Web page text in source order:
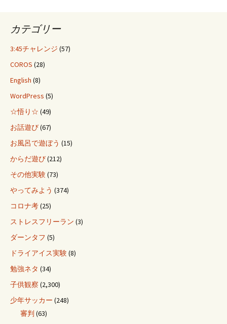
カテゴリー
3:45チャレンジ (57)
COROS (28)
English (8)
WordPress (5)
☆悟り☆ (49)
お話遊び(67)
お風呂で遊ぼう (15)
からだ遊び(212)
その他実験(73)
やってみよう (374)
コロナ考(25)
ストレスフリーラン (3)
ダーンタフ (5)
ドライアイス実験(8)
勉強ネタ (34)
子供観察 (2,300)
少年サッカー (248)
審判 (63)